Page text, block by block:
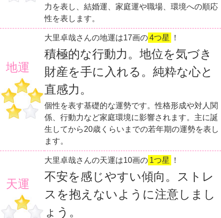
力を表し、結婚運、家庭運や職場、環境への順応
性を表します。
地運
大里卓哉さんの地運は17画の4つ星 ！
積極的な行動力。地位を気づき
財産を手に入れる。純粋な心と
直感力。
個性を表す基礎的な運勢です。性格形成や対人関
係、行動力など家庭環境に影響されます。主に誕
生してから20歳くらいまでの若年期の運勢を表し
ます。
天運
大里卓哉さんの天運は10画の 1つ星 ！
不安を感じやすい傾向。ストレ
スを抱えないように注意しまし
ょう。